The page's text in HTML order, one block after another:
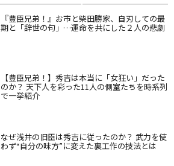
『豊臣兄弟！』お市と柴田勝家、自刃しての最
期と「辞世の句」…運命を共にした２人の悲劇
【豊臣兄弟！】秀吉は本当に「女狂い」だった
のか？ 天下人を彩った11人の側室たちを時系列
で一挙紹介
なぜ浅井の旧臣は秀吉に従ったのか？ 武力を使
わず“自分の味方”に変えた裏工作の技法とは